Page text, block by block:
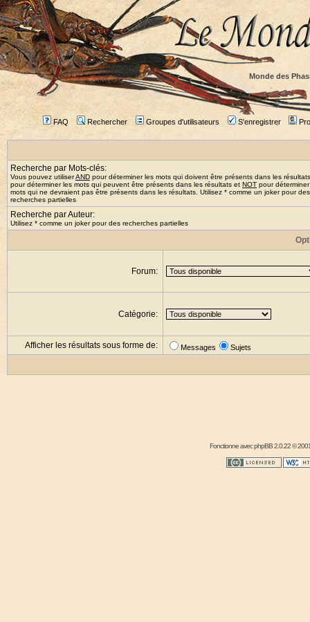
Monde des
FAQ Rechercher Groupes d'utilisateurs S'enregistrer
Recherche par Mots-clés:
Vous pouvez utiliserAND pour déterminer les mots qui doivent être présents dans les
pour déterminer les mots qui peuvent être présents dans les résultats et NOT pour
mots qui ne devraient pas être présents dans les résultats. Utilisez * comme un joker pour des
recherches partielles
Recherche par Auteur:
Utilisez * comme un joker pour des recherches partielles
Forum:
Catégorie:
Afficher les résultats sous forme de: Messages Sujets
Fonctionne avecphpBB2.0.22 ©